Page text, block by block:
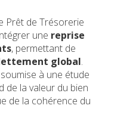
Prêt de Trésorerie
une reprise
, permettant de
global.
à une étude
de la valeur du bien
de la cohérence du